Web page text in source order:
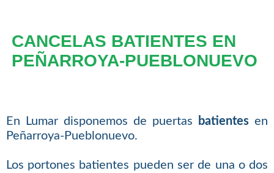
CANCELAS BATIENTES EN
PEÑARROYA-PUEBLONUEVO
En Lumar disponemos de puertas batientes en
Peñarroya-Pueblonuevo.
Los portones batientes pueden ser de una o dos